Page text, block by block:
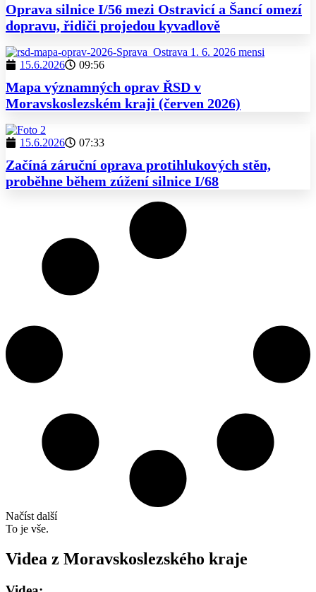
Oprava silnice I/56 mezi Ostravicí a Šancí omezí
dopravu, řidiči projedou kyvadlově
15.6.2026 09:56
Mapa významných oprav ŘSD v
Moravskoslezském kraji (červen 2026)
15.6.2026 07:33
Začíná záruční oprava protihlukových stěn,
proběhne během zúžení silnice I/68
Načíst další
To je vše.
Videa z Moravskoslezského kraje